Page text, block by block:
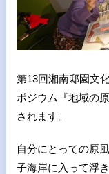
第13回湘南邸園文
ポジウム『地域の
されます。
自分にとっての原
子海岸に入って浮